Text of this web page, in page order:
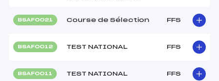
BSAF0021 Course de Sélection FFS
BSAF0012 TEST NATIONAL FFS
BSAF0011 TEST NATIONAL FFS